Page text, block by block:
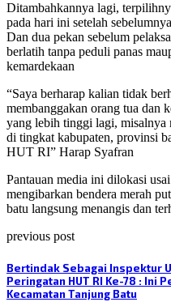
Ditambahkannya lagi,
pada hari ini setelah
Dan dua pekan sebelum
berlatih tanpa peduli panas
kemardekaan
“Saya berharap kalian tidak
membanggakan orang tua dan
yang lebih tinggi lagi, misalnya
di tingkat kabupaten, provinsi
HUT RI” Harap Syafran
Pantauan media ini dilokasi
mengibarkan bendera merah
batu langsung menangis dan
previous post
Bertindak Sebagai Inspektur
Peringatan HUT RI Ke-78 : Ini
Kecamatan Tanjung Batu